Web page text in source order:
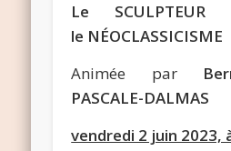
Le SCULPTEUR
le NÉOCLASSICISME
Animée par
PASCALE-DALMAS
vendredi 2 juin 2023,